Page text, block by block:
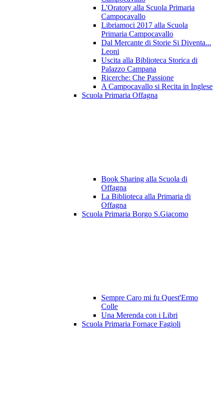
L'Oratory alla Scuola Primaria
Campocavallo
Libriamoci 2017 alla Scuola
Primaria Campocavallo
Dal Mercante di Storie Si Diventa...
Leoni
Uscita alla Biblioteca Storica di
Palazzo Campana
Ricerche: Che Passione
A Campocavallo si Recita in Inglese
Scuola Primaria Offagna
Book Sharing alla Scuola di
Offagna
La Biblioteca alla Primaria di
Offagna
Scuola Primaria Borgo S.Giacomo
Sempre Caro mi fu Quest'Ermo
Colle
Una Merenda con i Libri
Scuola Primaria Fornace Fagioli